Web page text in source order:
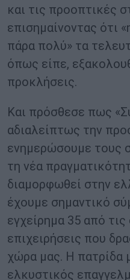
και τις προοπτικές
επισημαίνοντας ότι
πάρα πολύ» τα
όπως είπε,
προκλήσεις.
Και πρόσθεσε πως
αδιαλείπτως την
ενημερώσουμε τους
τη νέα
διαμορφωθεί στην
έχουμε σημαντικό
εγχείρημα 35 από
επιχειρήσεις που
χώρα μας. Η πατρίδα
ελκυστικός